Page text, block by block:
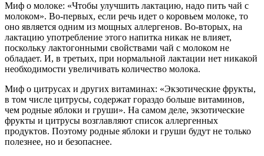
Миф о молоке: «Чтобы улучшить лактацию, надо пить чай с
молоком». Во-первых, если речь идет о коровьем молоке, то
оно является одним из мощных аллергенов. Во-вторых, на
лактацию употребление этого напитка никак не влияет,
поскольку лактогонными свойствами чай с молоком не
обладает. И, в третьих, при нормальной лактации нет никакой
необходимости увеличивать количество молока.
Миф о цитрусах и других витаминах: «Экзотические фрукты,
в том числе цитрусы, содержат гораздо больше витаминов,
чем родные яблоки и груши». На самом деле, экзотические
фрукты и цитрусы возглавляют список аллергенных
продуктов. Поэтому родные яблоки и груши будут не только
полезнее, но и безопаснее.